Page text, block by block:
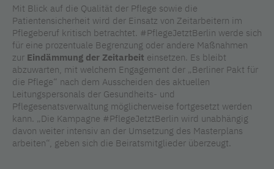
Mit Blick auf die Qualität der Pflege sowie die
Patientensicherheit wird der Einsatz von Zeitarbeitern im
Pflegeberuf kritisch betrachtet. #PflegeJetztBerlin werde sich
für eine prozentuale Begrenzung oder andere Maßnahmen
zur Eindämmung der Zeitarbeit einsetzen. Es bleibt
abzuwarten, mit welchem Engagement der „Berliner Pakt für
die Pflege“ nach dem Ausscheiden des aktuellen
Leitungspersonals der Gesundheits- und
Pflegesenatsverwaltung möglicherweise fortgesetzt werden
kann. „Die Kampagne #PflegeJetztBerlin wird unabhängig
davon weiter intensiv an der Umsetzung des Masterplans
arbeiten“, geben sich die Beiratsmitglieder überzeugt.